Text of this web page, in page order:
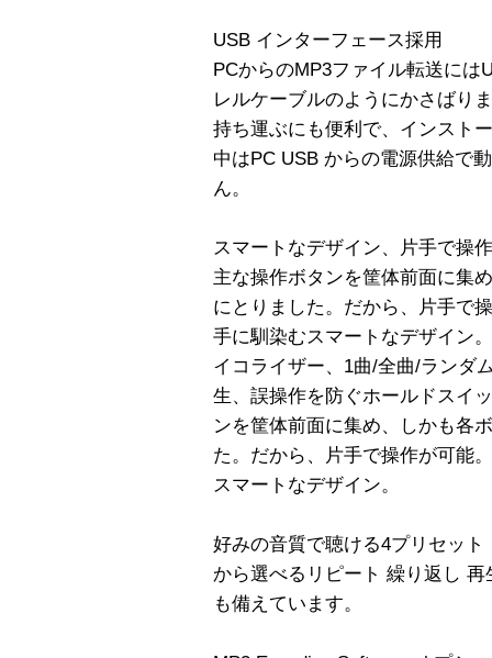
USB インターフェース採用
PCからのMP3ファイル転送には
レルケーブルのようにかさばり
持ち運ぶにも便利で、インスト
中はPC USB からの電源供給で
ん。
スマートなデザイン、片手で操
主な操作ボタンを筐体前面に集
にとりました。だから、片手で
手に馴染むスマートなデザイン
イコライザー、1曲/全曲/ランダ
生、誤操作を防ぐホールドスイ
ンを筐体前面に集め、しかも各
た。だから、片手で操作が可能
スマートなデザイン。
好みの音質で聴ける4プリセッ
から選べるリピート 繰り返し
も備えています。